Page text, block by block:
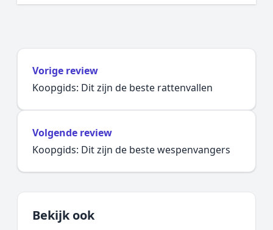
Vorige review
Koopgids: Dit zijn de beste rattenvallen
Volgende review
Koopgids: Dit zijn de beste wespenvangers
Bekijk ook